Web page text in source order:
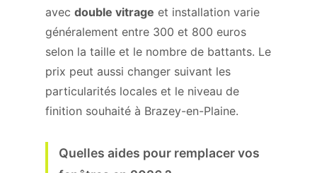
avec double vitrage et installation varie
généralement entre 300 et 800 euros
selon la taille et le nombre de battants. Le
prix peut aussi changer suivant les
particularités locales et le niveau de
finition souhaité à Brazey-en-Plaine.
Quelles aides pour remplacer vos